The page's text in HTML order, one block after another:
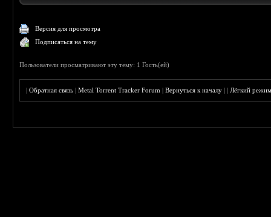
Версия для просмотра
Подписаться на тему
Пользователи просматривают эту тему: 1 Гость(ей)
|Обратная связь |Metal Torrent Tracker Forum |Вернуться к началу ||Лёгкий